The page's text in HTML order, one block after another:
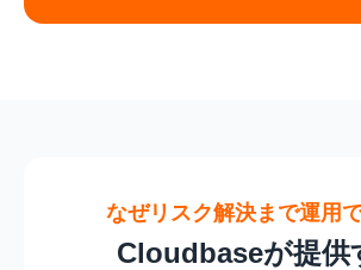
なぜリスク解決まで運用
Cloudbaseが提供